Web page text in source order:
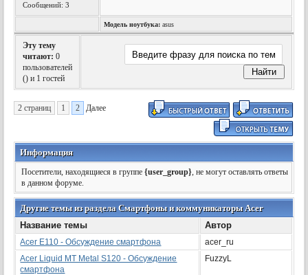
Сообщений: 3
Модель ноутбука: asus
Эту тему
читают: 0
пользователей
() и 1 гостей
2 страниц 1 2 Далее
Информация
Посетители, находящиеся в группе{user_group}, не могут оставлять ответы
в данном форуме.
Другие темы из раздела Смартфоны и коммуникаторы Acer
Название темы
Автор
Acer E110 - Обсуждение смартфона
acer_ru
Acer Liquid MT Metal S120 - Обсуждение
смартфона
FuzzyL